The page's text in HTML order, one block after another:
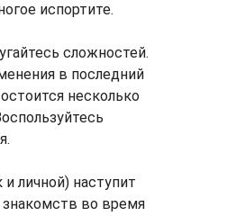
испортите.
сложностей.
в последний
несколько
личной) наступит
во время